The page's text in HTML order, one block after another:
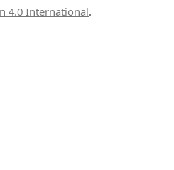
4.0 International.